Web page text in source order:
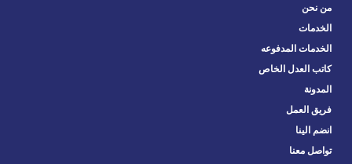
من نحن
الخدمات
الخدمات المدفوعه
كاتب العدل الخاص
المدونة
فريق العمل
انضم الينا
تواصل معنا